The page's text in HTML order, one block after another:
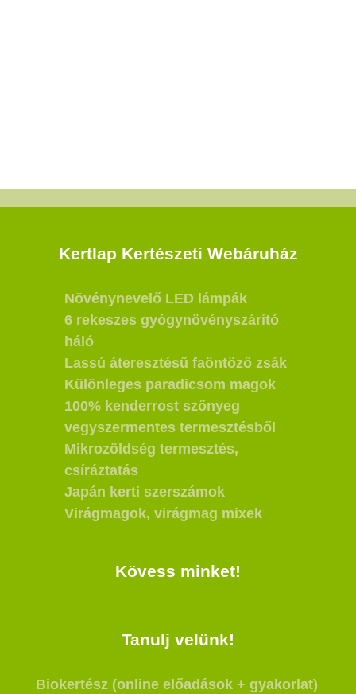
Kertlap Kertészeti Webáruház
Növénynevelő LED lámpák
6 rekeszes gyógynövényszárító
háló
Lassú áteresztésű faöntöző zsák
Különleges paradicsom magok
100% kenderrost szőnyeg
vegyszermentes termesztésből
Mikrozöldség termesztés,
csíráztatás
Japán kerti szerszámok
Virágmagok, virágmag mixek
Kövess minket!
Tanulj velünk!
Biokertész (online előadások + gyakorlat)